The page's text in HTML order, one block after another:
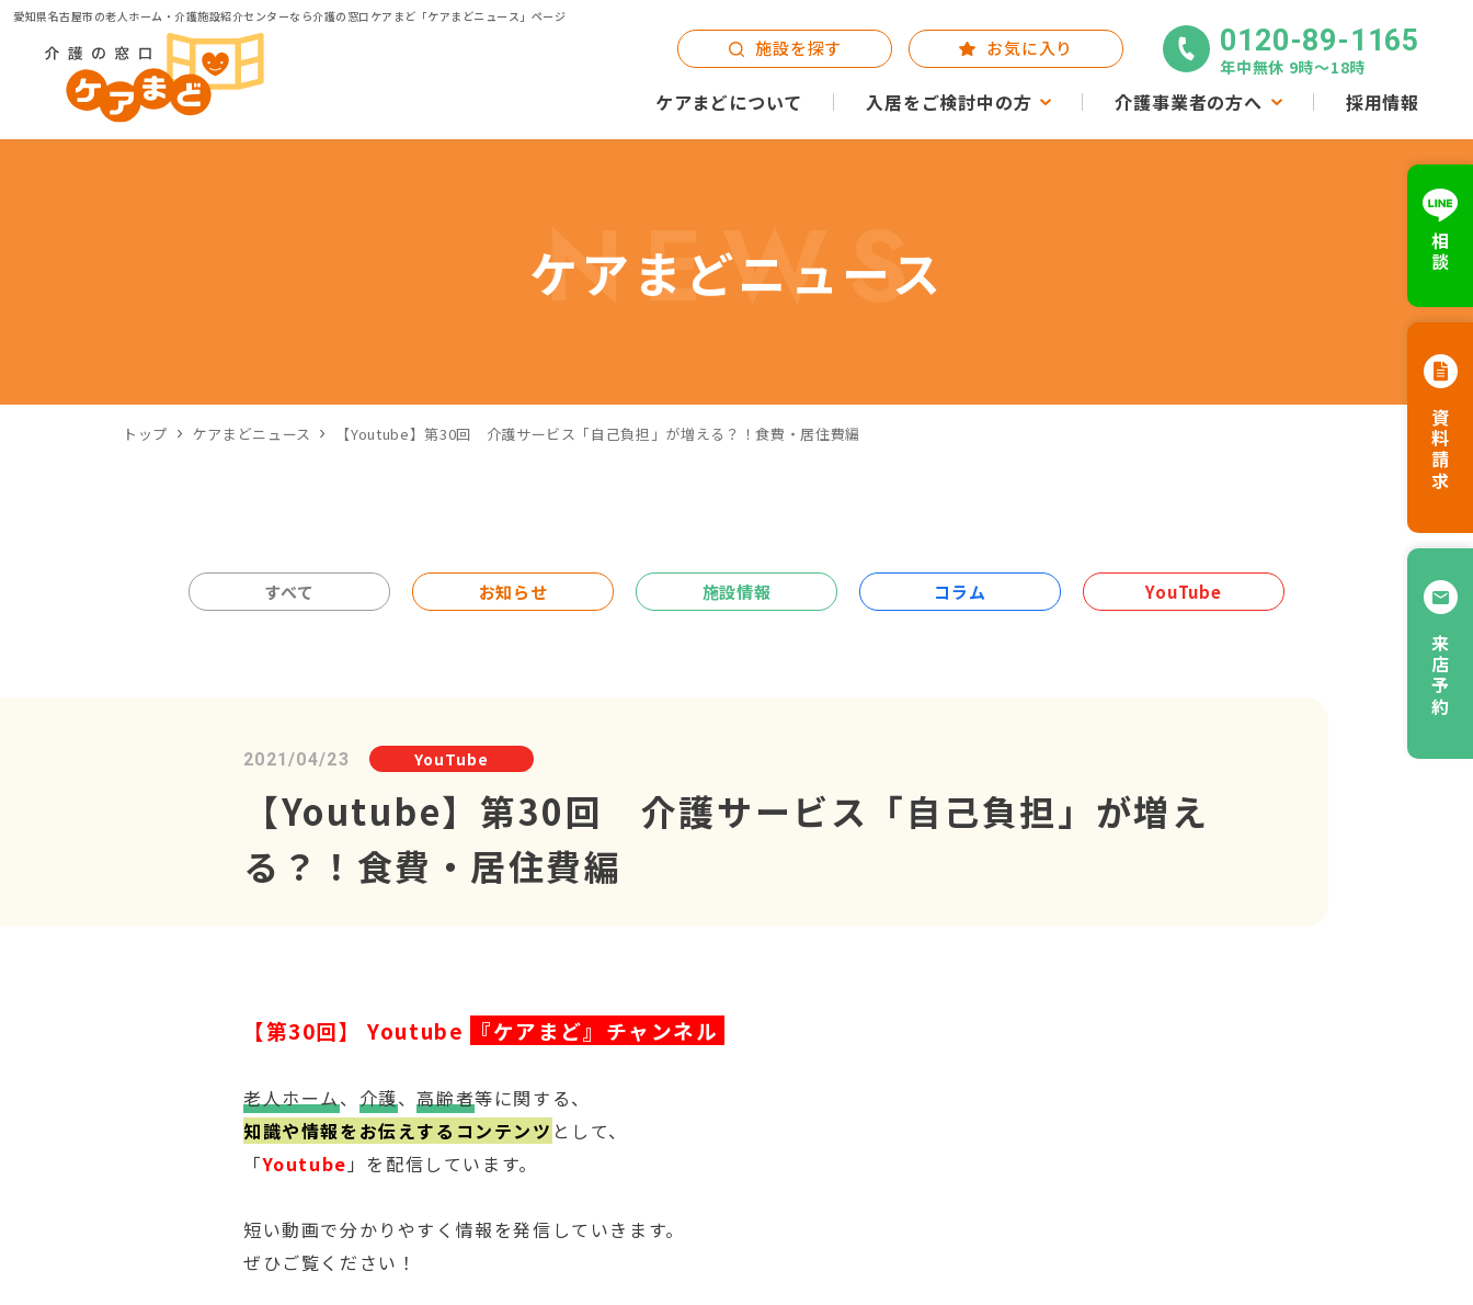
愛知県名古屋市の老人ホーム・介護施設紹介センターなら介護の窓口ケアまど「ケアまどニュース」ページ
ケアまどについて 入居をご検討中の方 介護事業者の方へ 採用情報
施設を探す お気に入り 0120-89-1165
年中無休 9時〜18時
相談
資料請求
来店予約
NEWS
ケアまどニュース
トップ ケアまどニュース 【Youtube】第30回 介護サービス「自己負担」が増える？！食費・居住費編
すべて お知らせ 施設情報 コラム YouTube
2021/04/23 YouTube
【Youtube】第30回 介護サービス「自己負担」が増え
る？！食費・居住費編
【第30回】 Youtube 『ケアまど』チャンネル
老人ホーム、 介護、高齢者等に関する、
知識や情報をお伝えするコンテンツ として、
「Youtube 」を配信しています。
短い動画で分かりやすく情報を発信していきます。
ぜひご覧ください！